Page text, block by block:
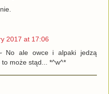
2017 at 17:06
No ale owce i alpaki jedzą
może stąd... *^w^*